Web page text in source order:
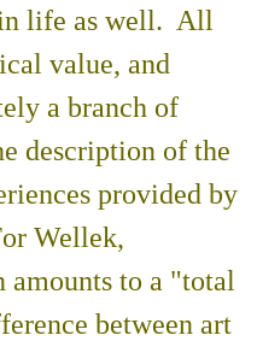
life as well. All
value, and
a branch of
description of the
provided by
Wellek,
amounts to a "total
between art